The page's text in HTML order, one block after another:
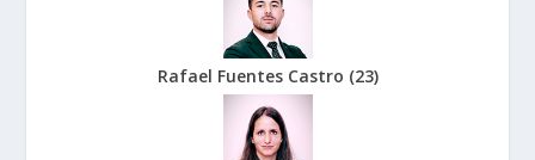
Rafael Fuentes Castro (23)